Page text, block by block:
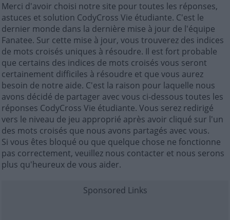
Merci d'avoir choisi notre site pour toutes les réponses,
astuces et solution CodyCross Vie étudiante. C'est le
dernier monde dans la dernière mise à jour de l'équipe
Fanatee. Sur cette mise à jour, vous trouverez des indices
de mots croisés uniques à résoudre. Il est fort probable
que certains des indices de mots croisés vous seront
certainement difficiles à résoudre et que vous aurez
besoin de notre aide. C'est la raison pour laquelle nous
avons décidé de partager avec vous ci-dessous toutes les
réponses CodyCross Vie étudiante. Vous serez redirigé
vers le niveau de jeu approprié après avoir cliqué sur l'un
des mots croisés que nous avons partagés avec vous.
Si vous êtes bloqué ou que quelque chose ne fonctionne
pas correctement, veuillez nous contacter et nous serons
plus qu'heureux de vous aider.
Sponsored Links